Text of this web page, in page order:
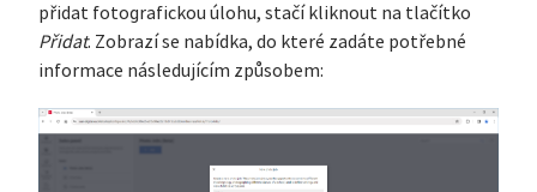
přidat fotografickou úlohu, stačí kliknout na tlačítko
Přidat. Zobrazí se nabídka, do které zadáte potřebné
informace následujícím způsobem: